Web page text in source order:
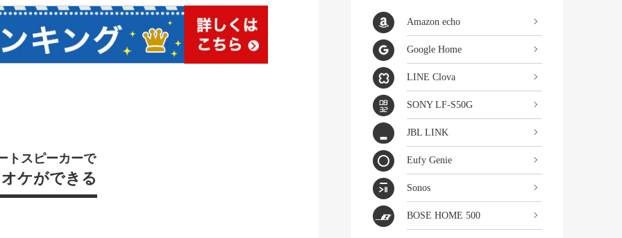
トスピーカーで
ケができる
Amazon echo
Google Home
LINE Clova
SONY LF-S50G
JBL LINK
Eufy Genie
Sonos
BOSE HOME 500